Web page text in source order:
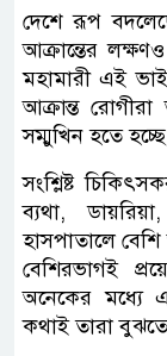
দেশে রূপ
আক্রান্তের
মহামারী এই
আক্রান্ত
সম্মুখিন হতে
সংশ্লিষ্ট
ব্যথা,
হাসপাতালে
বেশিরভাগই
অনেকের মধ্যে
কথাই তারা